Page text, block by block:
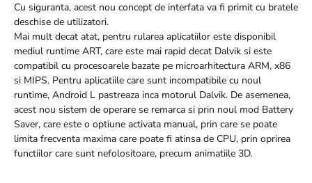
Cu siguranta, acest nou concept de interfata va fi primit cu bratele
deschise de utilizatori.
Mai mult decat atat, pentru rularea aplicatiilor este disponibil
mediul runtime ART, care este mai rapid decat Dalvik si este
compatibil cu procesoarele bazate pe microarhitectura ARM, x86
si MIPS. Pentru aplicatiile care sunt incompatibile cu noul
runtime, Android L pastreaza inca motorul Dalvik. De asemenea,
acest nou sistem de operare se remarca si prin noul mod Battery
Saver, care este o optiune activata manual, prin care se poate
limita frecventa maxima care poate fi atinsa de CPU, prin oprirea
functiilor care sunt nefolositoare, precum animatiile 3D.